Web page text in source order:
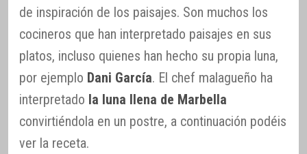
de inspiración de los paisajes. Son muchos los
cocineros que han interpretado paisajes en sus
platos, incluso quienes han hecho su propia luna,
por ejemplo Dani García. El chef malagueño ha
interpretado la luna llena de Marbella
convirtiéndola en un postre, a continuación podéis
ver la receta.